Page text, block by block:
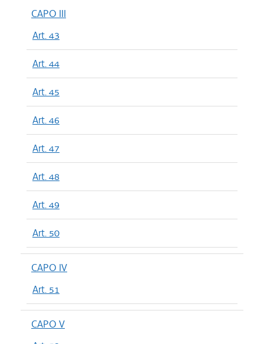
CAPO III
Art. 43
Art. 44
Art. 45
Art. 46
Art. 47
Art. 48
Art. 49
Art. 50
CAPO IV
Art. 51
CAPO V